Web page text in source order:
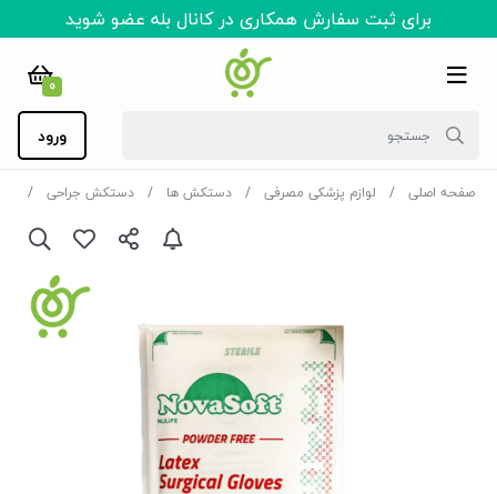
برای ثبت سفارش همکاری در کانال بله عضو شوید
0
ورود
صفحه اصلی لوازم پزشکی مصرفی دستکش ها دستکش جراحی